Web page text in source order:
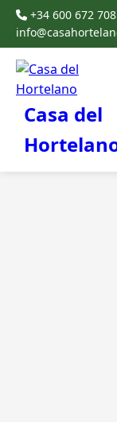
+34 600 672 708
Casa del